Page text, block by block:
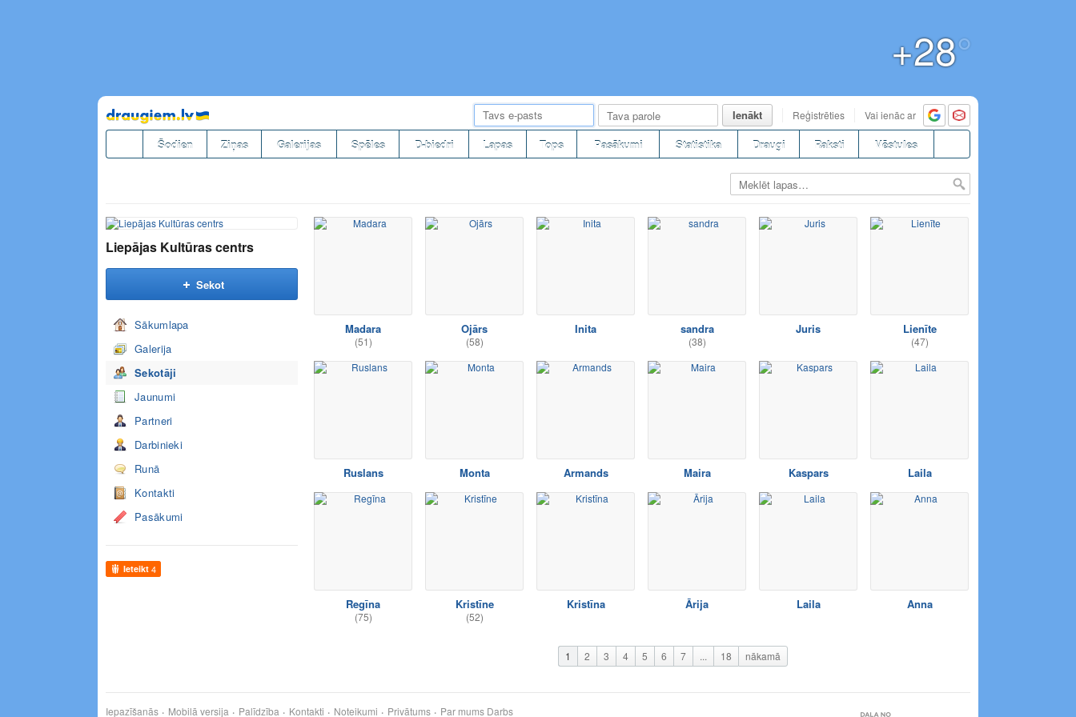
+28°
Pāriet
uz
saturu
Ienākt Reģistrēties Vai ienāc ar
Šodien Ziņas Galerijas Spēles D-biedri Lapas Tops Pasākumi Statistika Draugi Raksti Vēstules
Liepājas Kultūras centrs
Sekot
Sākumlapa
Galerija
Sekotāji
Jaunumi
Partneri
Darbinieki
Runā
Kontakti
Pasākumi
Ieteikt 4
Madara
(51)
Ojārs
(58)
Inita sandra
(38)
Juris Lienīte
(47)
Ruslans Monta Armands Maira Kaspars Laila
Regīna
(75)
Kristīne
(52)
Kristīna Ārija Laila Anna
1 2 3 4 5 6 7 ... 18 nākamā
Iepazīšanās Mobilā versija Palīdzība Kontakti Noteikumi Privātums Par mums Darbs